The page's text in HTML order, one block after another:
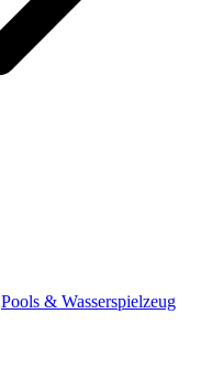
Pools & Wasserspielzeug